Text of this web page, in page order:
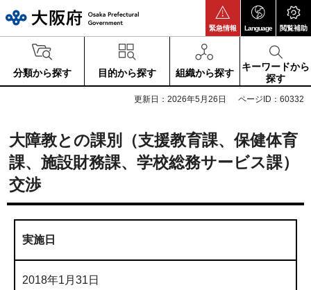
緊急情報 Language 閲覧補助
分類から探す 目的から探す 組織から探す
キーワードから
探す
更新日：2026年5月26日 ページID：60332
大障教との課別（支援教育課、保健体育
課、施設財務課、学校総務サービス課）
交渉
実施日
2018年1月31日